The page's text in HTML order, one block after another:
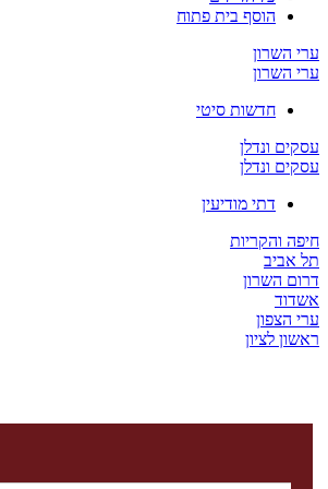
הוסף בית פתוח
ערי השרון
ערי השרון
חדשות סיטי
עסקים ונדלן
עסקים ונדלן
דתי מודיעין
חיפה והקריות
תל אביב
דרום השרון
אשדוד
ערי הצפון
ראשון לציון